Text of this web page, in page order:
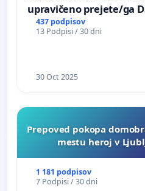
upravičeno prejete/ga
437 podpisov
13 Podpisi / 30 dni
30 Oct 2025
Prepoved pokopa
mestu heroj v
1 181 podpisov
7 Podpisi / 30 dni